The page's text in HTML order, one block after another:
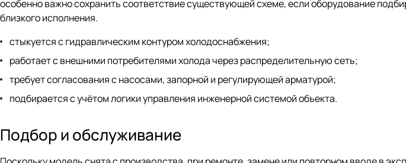
особенно важно сохранить соответствие существующей схеме, если оборудование
близкого исполнения.
стыкуется с гидравлическим контуром холодоснабжения;
работает с внешними потребителями холода через распределительную сеть;
требует согласования с насосами, запорной и регулирующей арматурой;
подбирается с учётом логики управления инженерной системой объекта.
Подбор и обслуживание